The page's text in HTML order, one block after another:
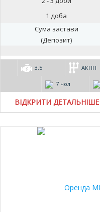
1 доба
Сума застави
(Депозит)
3.5 АКПП
7 чол
ВІДКРИТИ ДЕТАЛЬНІШЕ